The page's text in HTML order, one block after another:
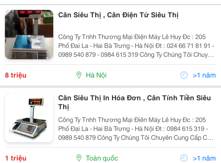
Cân Siêu Thị , Cân Điện Tử Siêu Thị
Công Ty Tnhh Thương Mại Điện Máy Lê Huy Đc : 205
Phố Đai La - Hai Bà Trưng - Hà Nội Đt : 024 66 71 81 91 -
0989 540 879 - 0984 615 319 Công Ty Chúng Tôi Chuyên
Phân Phối Các Loại Cân Điện Tử Hàng Chính Hãng Cân
Điện Tử In T
8 triệu Hà Nội >1 năm
Cân Siêu Thị In Hóa Đơn , Cân Tính Tiền Siêu
Thị
Công Ty Tnhh Thương Mại Điên Máy Lê Huy Đc : 205
Phố Đại La - Hai Bà Trưng - Hà Nội Đt : 0984 615 319 -
0989 540 879 Công Ty Chúng Tôi Chuyên Cung Cấp Các
Loại Cân Dùng Siêu Thị Cân In Tem Siêu Thị Tm-Ax Pro
30Kg Được Sả
1 triệu Toàn quốc >1 năm